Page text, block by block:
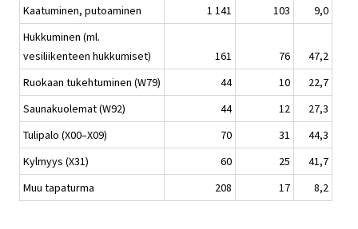
Kaatuminen, putoaminen
1 141 103
9,0
Hukkuminen (ml.
vesiliikenteen hukkumiset)
161 76
47,2
Ruokaan tukehtuminen (W79)
44 10
22,7
Saunakuolemat (W92)
44 12
27,3
Tulipalo (X00–X09)
70 31
44,3
Kylmyys (X31)
60 25
41,7
Muu tapaturma
208 17 8,2